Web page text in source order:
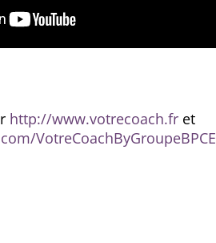
http://www.votrecoach.fr et
VotreCoachByGroupeBPCE